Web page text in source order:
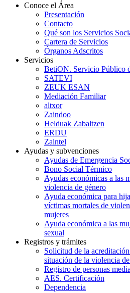
Conoce el Área
Presentación
Contacto
Qué son los Servicios
Cartera de Servicios
Órganos Adscritos
Servicios
BetiON. Servicio Público
SATEVI
ZEUK ESAN
Mediación Familiar
altxor
Zaindoo
Helduak Zabaltzen
ERDU
Zaintel
Ayudas y subvenciones
Ayudas de Emergencia
Bono Social Térmico
Ayudas económicas a las
violencia de género
Ayuda económica para
víctimas mortales de
mujeres
Ayuda económica a las
sexual
Registros y trámites
Solicitud de la
situación de la violencia
Registro de personas
AES. Certificación
Dependencia